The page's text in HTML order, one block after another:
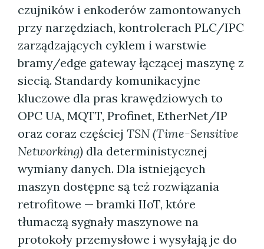
czujników i enkoderów zamontowanych
przy narzędziach, kontrolerach PLC/IPC
zarządzających cyklem i warstwie
bramy/edge gateway łączącej maszynę z
siecią. Standardy komunikacyjne
kluczowe dla pras krawędziowych to
OPC UA, MQTT, Profinet, EtherNet/IP
oraz coraz częściej TSN (Time-Sensitive
Networking) dla deterministycznej
wymiany danych. Dla istniejących
maszyn dostępne są też rozwiązania
retrofitowe — bramki IIoT, które
tłumaczą sygnały maszynowe na
protokoły przemysłowe i wysyłają je do